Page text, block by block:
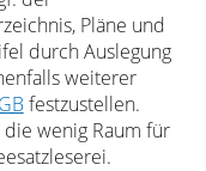
Pläne und
durch Auslegung
weiterer
festzustellen.
wenig Raum für